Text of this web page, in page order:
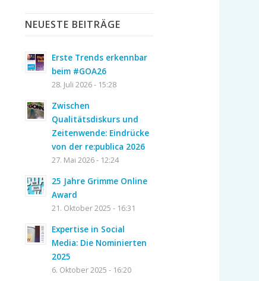
NEUESTE BEITRÄGE
Erste Trends erkennbar
beim #GOA26
28. Juli 2026 - 15:28
Zwischen
Qualitätsdiskurs und
Zeitenwende: Eindrücke
von der re:publica 2026
27. Mai 2026 - 12:24
25 Jahre Grimme Online
Award
21. Oktober 2025 - 16:31
Expertise in Social
Media: Die Nominierten
2025
6. Oktober 2025 - 16:20